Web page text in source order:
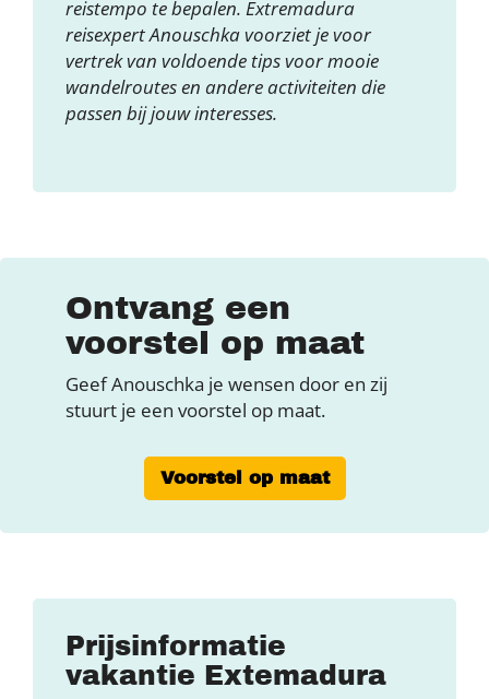
reistempo te bepalen. Extremadura
reisexpert Anouschka voorziet je voor
vertrek van voldoende tips voor mooie
wandelroutes en andere activiteiten die
passen bij jouw interesses.
Ontvang een
voorstel op maat
Geef Anouschka je wensen door en zij
stuurt je een voorstel op maat.
Voorstel op maat
Prijsinformatie
vakantie Extemadura